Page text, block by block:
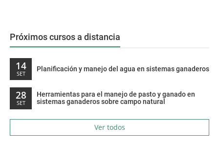
Próximos cursos a distancia
14
SET
Planificación y manejo del agua en sistemas ganaderos
28
SET
Herramientas para el manejo de pasto y ganado en
sistemas ganaderos sobre campo natural
Ver todos